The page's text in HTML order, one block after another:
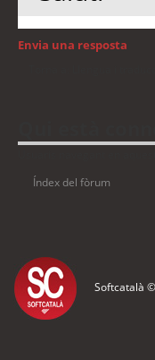
Envia una resposta
Índex del fòrum
Softcatalà